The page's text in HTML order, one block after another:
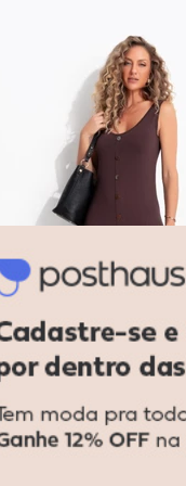
Longo Natureza
Marrom em Malha